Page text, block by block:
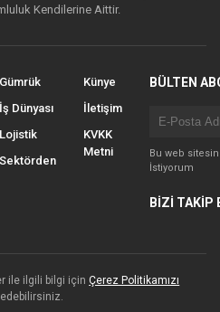
Kendilerine Aittir.
Gümrük
İş Dünyası
Lojistik
Sektörden
Künye
İletişim
KVKK
Metni
BÜLTEN
Bu web
İstiyorum
BİZİ TAKİP
ile ilgili bilgi içinÇerez Politikamızı